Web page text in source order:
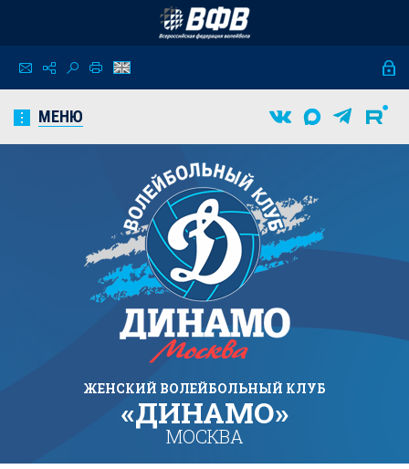
МЕНЮ
ЖЕНСКИЙ ВОЛЕЙБОЛЬНЫЙ КЛУБ
«ДИНАМО»
МОСКВА